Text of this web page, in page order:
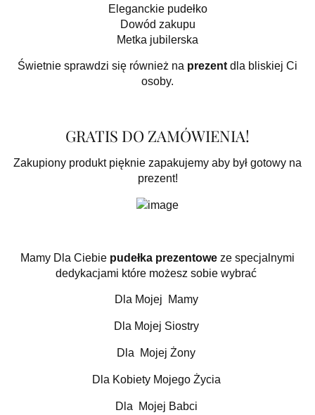
Eleganckie pudełko
Dowód zakupu
Metka jubilerska
Świetnie sprawdzi się również na prezent dla bliskiej Ci
osoby.
GRATIS DO ZAMÓWIENIA!
Zakupiony produkt pięknie zapakujemy aby był gotowy na
prezent!
Mamy Dla Ciebie pudełka prezentowe ze specjalnymi
dedykacjami które możesz sobie wybrać
Dla Mojej Mamy
Dla Mojej Siostry
Dla Mojej Żony
Dla Kobiety Mojego Życia
Dla Mojej Babci